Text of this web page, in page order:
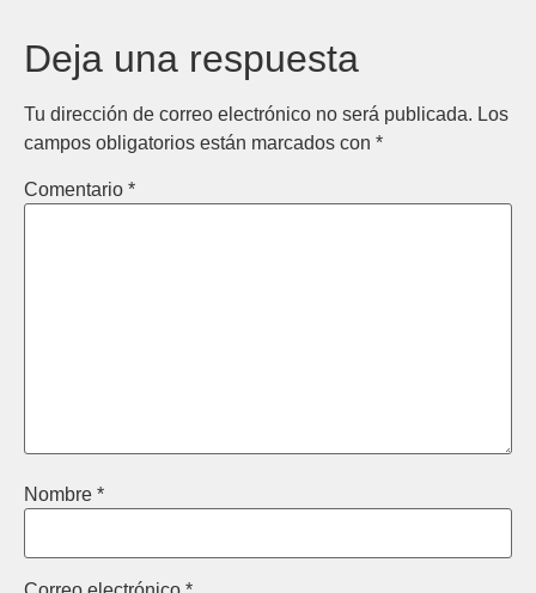
Deja una respuesta
Tu dirección de correo electrónico no será publicada. Los
campos obligatorios están marcados con *
Comentario *
Nombre *